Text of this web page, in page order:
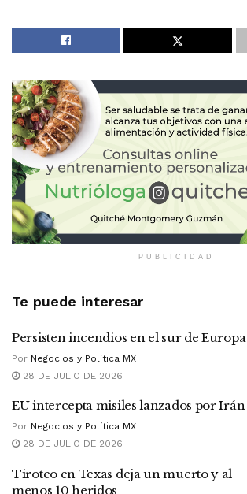
PUBLICIDAD
Te puede interesar
Persisten incendios en el sur de Europa
Por Negocios y Política MX
28 DE JULIO DE 2026
EU intercepta misiles lanzados por Irán
Por Negocios y Política MX
28 DE JULIO DE 2026
Tiroteo en Texas deja un muerto y al
menos 10 heridos